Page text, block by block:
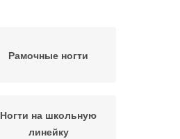
Рамочные ногти
Ногти на школьную
линейку